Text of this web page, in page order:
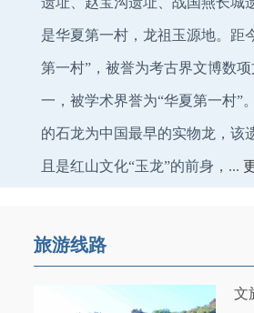
是华夏第一村，龙祖玉源地。距
第一村”，被誉为考古界文博数
一，被学术界誉为“华夏第一村”
的石龙为中国最早的实物龙，该
且是红山文化“玉龙”的前身，...
旅游线路
文